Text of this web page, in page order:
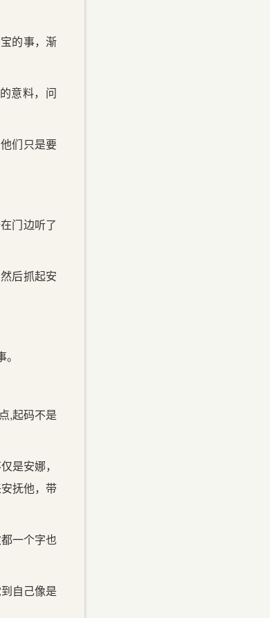
的事，渐
意料，问
们只是要
门边听了
后抓起安
,起码不是
是安娜，
抚他，带
一个字也
自己像是